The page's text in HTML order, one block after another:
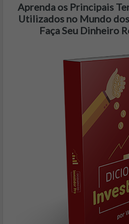
Aprenda os Principais
Utilizados no Mundo
Faça Seu Dinheiro